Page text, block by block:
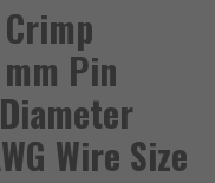
Pin
Wire Size